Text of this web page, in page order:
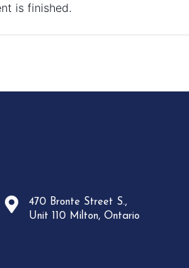
is finished.
470 Bronte Street S.,
Unit 110 Milton, Ontario